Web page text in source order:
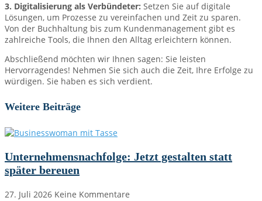
3. Digitalisierung als Verbündeter: Setzen Sie auf digitale
Lösungen, um Prozesse zu vereinfachen und Zeit zu sparen.
Von der Buchhaltung bis zum Kundenmanagement gibt es
zahlreiche Tools, die Ihnen den Alltag erleichtern können.
Abschließend möchten wir Ihnen sagen: Sie leisten
Hervorragendes! Nehmen Sie sich auch die Zeit, Ihre Erfolge zu
würdigen. Sie haben es sich verdient.
Weitere Beiträge
Unternehmensnachfolge: Jetzt gestalten statt
später bereuen
27. Juli 2026 Keine Kommentare